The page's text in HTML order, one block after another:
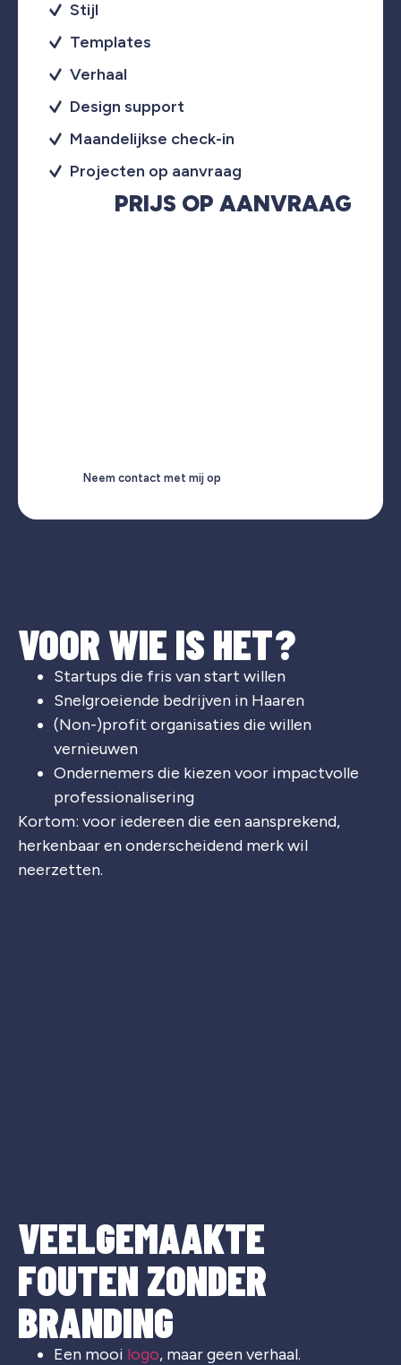
Stijl
Templates
Verhaal
Design support
Maandelijkse check-in
Projecten op aanvraag
PRIJS OP AANVRAAG
Neem contact met mij op
VOOR WIE IS HET?
Startups die fris van start willen
Snelgroeiende bedrijven in Haaren
(Non-)profit organisaties die willen
vernieuwen
Ondernemers die kiezen voor impactvolle
professionalisering
Kortom: voor iedereen die een aansprekend,
herkenbaar en onderscheidend merk wil
neerzetten.
VEELGEMAAKTE
FOUTEN ZONDER
BRANDING
Een mooi logo, maar geen verhaal.